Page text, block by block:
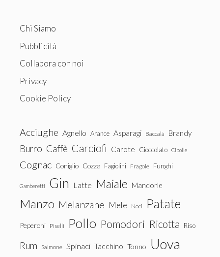
Chi Siamo
Pubblicità
Collabora con noi
Privacy
Cookie Policy
Acciughe Agnello Arance Asparagi Baccalà Brandy
Burro Caffè Carciofi Carote Cioccolato Cipolle
Cognac Coniglio Cozze Fagiolini Fragole Funghi
Gamberetti Gin Latte Maiale Mandorle
Manzo Melanzane Mele Noci Patate
Peperoni Piselli Pollo Pomodori Ricotta Riso
Rum Salmone Spinaci Tacchino Tonno Uova